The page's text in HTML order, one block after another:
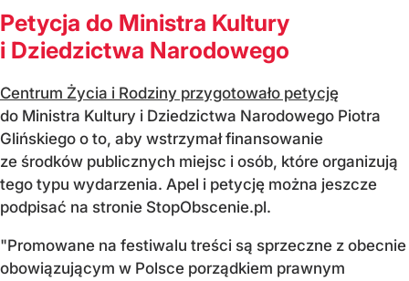
Petycja do Ministra Kultury
i Dziedzictwa Narodowego
Centrum Życia i Rodziny przygotowało petycję
do Ministra Kultury i Dziedzictwa Narodowego Piotra
Glińskiego o to, aby wstrzymał finansowanie
ze środków publicznych miejsc i osób, które organizują
tego typu wydarzenia. Apel i petycję można jeszcze
podpisać na stronie StopObscenie.pl.
"Promowane na festiwalu treści są sprzeczne z obecnie
obowiązującym w Polsce porządkiem prawnym